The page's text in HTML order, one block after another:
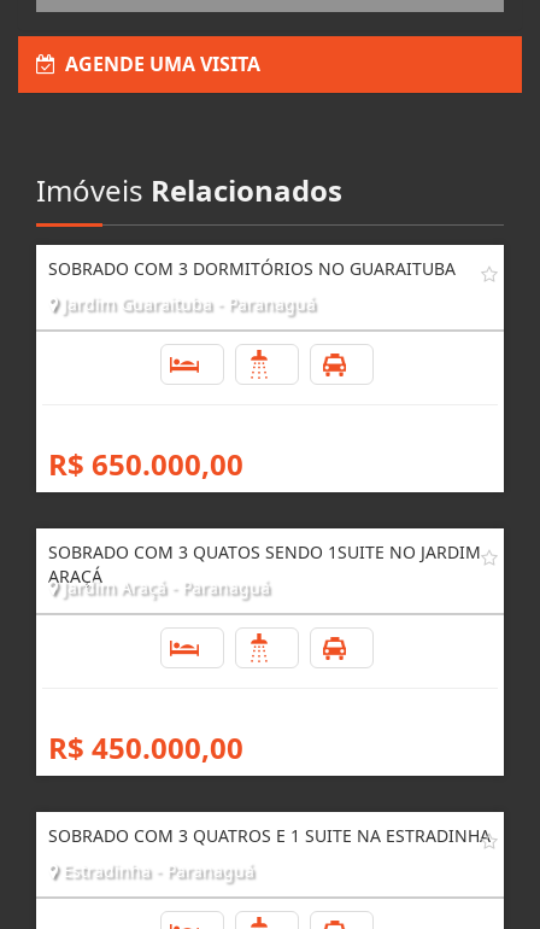
AGENDE UMA VISITA
Imóveis Relacionados
SOBRADO COM 3 DORMITÓRIOS NO GUARAITUBA
Jardim Guaraituba - Paranaguá
R$ 650.000,00
SOBRADO COM 3 QUATOS SENDO 1SUITE NO JARDIM
ARAÇÁ
Jardim Araçá - Paranaguá
R$ 450.000,00
SOBRADO COM 3 QUATROS E 1 SUITE NA ESTRADINHA
Estradinha - Paranaguá